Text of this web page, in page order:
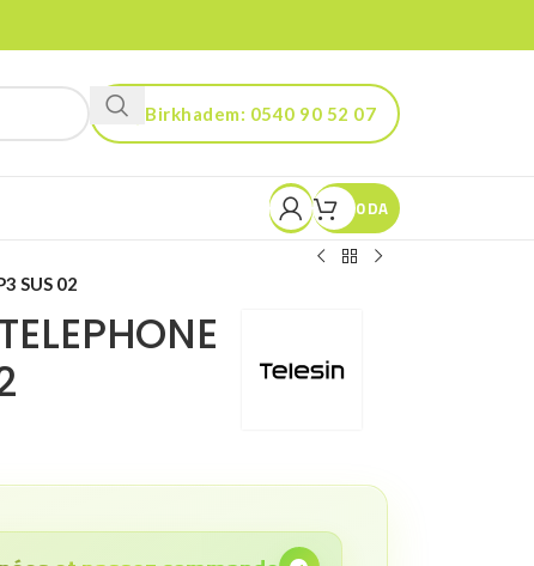
Birkhadem: 0540 90 52 07
Kouba: 0560 90 52 03
0DA
SUS 02